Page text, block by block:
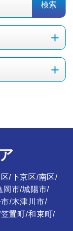
検索
下京区 南区
岡市 城陽市
木津川市
笠置町 和束町